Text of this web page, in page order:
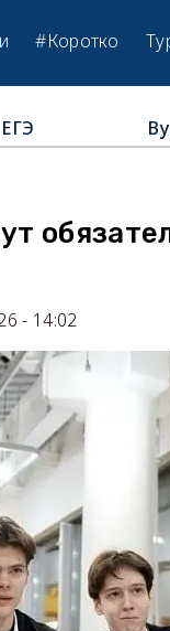
#Коротко
ЕГЭ
- 14:02